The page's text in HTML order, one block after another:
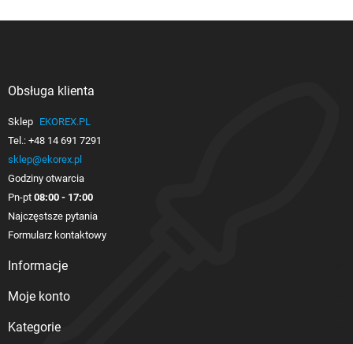
Obsługa klienta
Sklep EKOREX.PL
Tel.: +48 14 691 7291
sklep@ekorex.pl
Godziny otwarcia
Pn-pt 08:00 - 17:00
Najczęstsze pytania
Formularz kontaktowy
Informacje
Moje konto
Kategorie